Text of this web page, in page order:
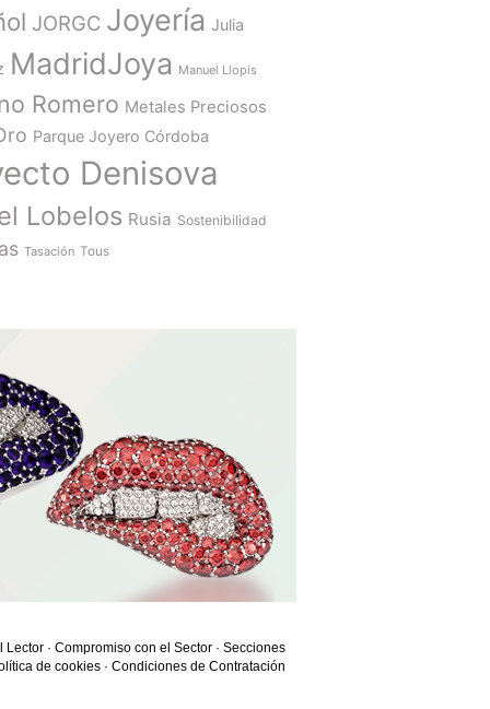
JORGC Joyería Julia
MadridJoya Manuel Llopis
Romero Metales Preciosos
Parque Joyero Córdoba
Denisova
Lobelos Rusia Sostenibilidad
Tasación Tous
Lector · Compromiso con el Sector · Secciones
de cookies · Condiciones de Contratación